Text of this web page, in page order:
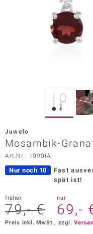
Vogue
Juwelo
Mosambik-
Art.Nr.: 1090IA
Nur noch 10 Fast
spät ist!
früher
79,- €
nur
69,-
Preis inkl. MwSt., zzgl.